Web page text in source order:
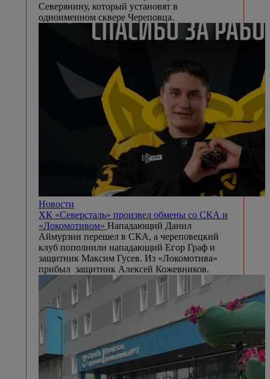
Северянину, который установят в
одноименном сквере Череповца.
Новости
️ХК «Северсталь» произвел обмены со СКА и
«Локомотивом» Нападающий Данил
Аймурзин перешел в СКА, а череповецкий
клуб пополнили нападающий Егор Граф и
защитник Максим Гусев. Из «Локомотива»
прибыл ️ защитник Алексей Кожевников.